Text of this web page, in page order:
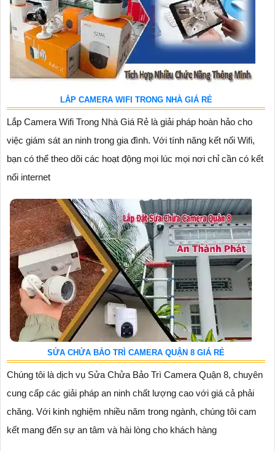
LẮP CAMERA WIFI TRONG NHÀ GIÁ RẺ
Lắp Camera Wifi Trong Nhà Giá Rẻ là giải pháp hoàn hảo cho
việc giám sát an ninh trong gia đình. Với tính năng kết nối Wifi,
bạn có thể theo dõi các hoạt động mọi lúc mọi nơi chỉ cần có kết
nối internet
SỬA CHỬA BẢO TRÌ CAMERA QUẬN 8 GIÁ RẺ
Chúng tôi là dịch vụ Sửa Chửa Bảo Trì Camera Quận 8, chuyên
cung cấp các giải pháp an ninh chất lượng cao với giá cả phải
chăng. Với kinh nghiệm nhiều năm trong ngành, chúng tôi cam
kết mang đến sự an tâm và hài lòng cho khách hàng